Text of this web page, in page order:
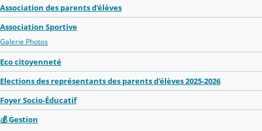
Association des parents d'élèves
Association Sportive
Galerie Photos
Eco citoyenneté
Elections des représentants des parents d'élèves 2025-2026
Foyer Socio-Éducatif
💰 Gestion